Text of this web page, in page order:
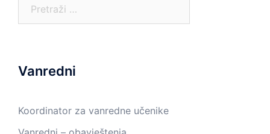
Vanredni
Koordinator za vanredne učenike